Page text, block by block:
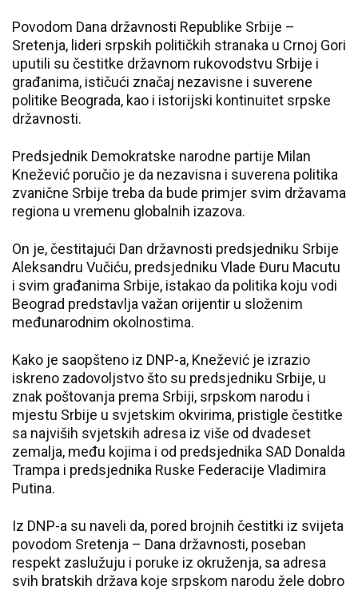
Povodom Dana državnosti Republike Srbije –
Sretenja, lideri srpskih političkih stranaka u Crnoj Gori
uputili su čestitke državnom rukovodstvu Srbije i
građanima, ističući značaj nezavisne i suverene
politike Beograda, kao i istorijski kontinuitet srpske
državnosti.
Predsjednik Demokratske narodne partije Milan
Knežević poručio je da nezavisna i suverena politika
zvanične Srbije treba da bude primjer svim državama
regiona u vremenu globalnih izazova.
On je, čestitajući Dan državnosti predsjedniku Srbije
Aleksandru Vučiću, predsjedniku Vlade Đuru Macutu
i svim građanima Srbije, istakao da politika koju vodi
Beograd predstavlja važan orijentir u složenim
međunarodnim okolnostima.
Kako je saopšteno iz DNP-a, Knežević je izrazio
iskreno zadovoljstvo što su predsjedniku Srbije, u
znak poštovanja prema Srbiji, srpskom narodu i
mjestu Srbije u svjetskim okvirima, pristigle čestitke
sa najviših svjetskih adresa iz više od dvadeset
zemalja, među kojima i od predsjednika SAD Donalda
Trampa i predsjednika Ruske Federacije Vladimira
Putina.
Iz DNP-a su naveli da, pored brojnih čestitki iz svijeta
povodom Sretenja – Dana državnosti, poseban
respekt zaslužuju i poruke iz okruženja, sa adresa
svih bratskih država koje srpskom narodu žele dobro